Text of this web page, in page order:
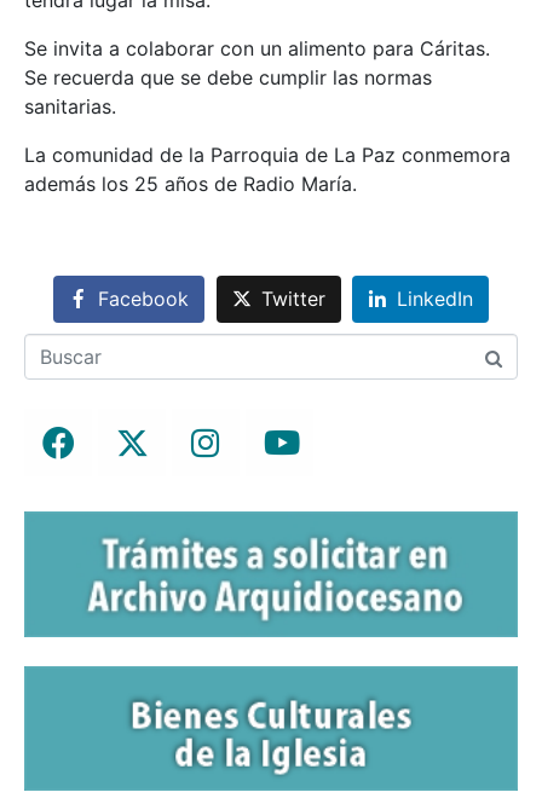
Se invita a colaborar con un alimento para Cáritas.
Se recuerda que se debe cumplir las normas
sanitarias.
La comunidad de la Parroquia de La Paz conmemora
además los 25 años de Radio María.
Facebook Twitter LinkedIn